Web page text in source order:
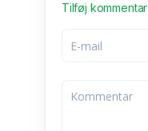
Tilføj kommentar